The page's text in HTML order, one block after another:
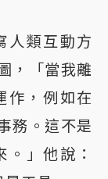
人類互動方
，「當我離
作，例如在
務。這不是
」他說：